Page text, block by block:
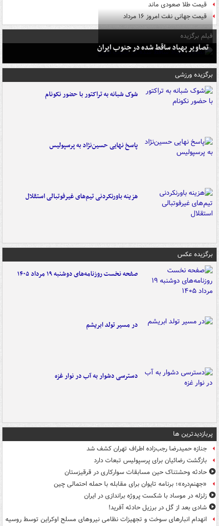
قیمت طلا صعودی ماند
قیمت جهانی نفت امروز ۱۶ مرداد
فیلم برگزیده
تصاویر پهپاد ساقط شده در جنوب ایران
برگزیده ورزشی
شوک شبانه به تراکتور با حضور نکونام
پاسخ نهایی حسین‌نژاد به پرسپولیس
هزینه باورنکردنی تیم‌های غیرفوتبالی استقلال
برگزیده عکس
صفحه نخست روزنامه‌های دوشنبه ۱۹ مرداد ۱۴۰۵
در مسیر تولد ابریشم
دسترسی دشوار به آب در نوار غزه
پربازدیدترین ها
جنازه حمیدرضا رجب‌زاده اطراف تهران کشف شد
بازگشت رضائیان برای پرسپولیس تبعات دارد
حادثه وحشتناک حین مسابقات سوارکاری در قرقیزستان
«جهنم‌دره»؛ برنامه تایوان برای مقابله با حمله احتمالی چین
زلزله در موساد با شکست پروژه براندازی در ایران
شادی بعد از گل در برزیل حادثه آفرید!
انهدام انبارهای سوخت و تجهیزات نظامی نیروهای مسلح اوکراین توسط روسیه